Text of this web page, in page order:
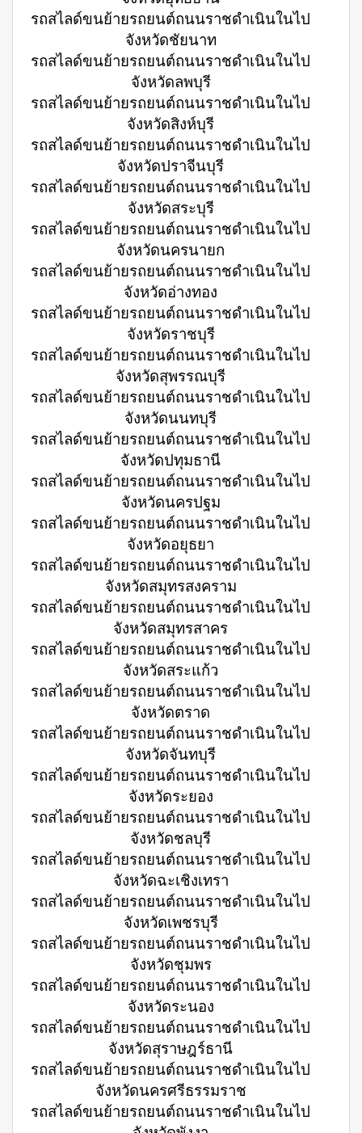
รถสไลด์ขนย้ายรถยนต์ถนนราชดำเนินในไป
จังหวัดชัยนาท
รถสไลด์ขนย้ายรถยนต์ถนนราชดำเนินในไป
จังหวัดลพบุรี
รถสไลด์ขนย้ายรถยนต์ถนนราชดำเนินในไป
จังหวัดสิงห์บุรี
รถสไลด์ขนย้ายรถยนต์ถนนราชดำเนินในไป
จังหวัดปราจีนบุรี
รถสไลด์ขนย้ายรถยนต์ถนนราชดำเนินในไป
จังหวัดสระบุรี
รถสไลด์ขนย้ายรถยนต์ถนนราชดำเนินในไป
จังหวัดนครนายก
รถสไลด์ขนย้ายรถยนต์ถนนราชดำเนินในไป
จังหวัดอ่างทอง
รถสไลด์ขนย้ายรถยนต์ถนนราชดำเนินในไป
จังหวัดราชบุรี
รถสไลด์ขนย้ายรถยนต์ถนนราชดำเนินในไป
จังหวัดสุพรรณบุรี
รถสไลด์ขนย้ายรถยนต์ถนนราชดำเนินในไป
จังหวัดนนทบุรี
รถสไลด์ขนย้ายรถยนต์ถนนราชดำเนินในไป
จังหวัดปทุมธานี
รถสไลด์ขนย้ายรถยนต์ถนนราชดำเนินในไป
จังหวัดนครปฐม
รถสไลด์ขนย้ายรถยนต์ถนนราชดำเนินในไป
จังหวัดอยุธยา
รถสไลด์ขนย้ายรถยนต์ถนนราชดำเนินในไป
จังหวัดสมุทรสงคราม
รถสไลด์ขนย้ายรถยนต์ถนนราชดำเนินในไป
จังหวัดสมุทรสาคร
รถสไลด์ขนย้ายรถยนต์ถนนราชดำเนินในไป
จังหวัดสระแก้ว
รถสไลด์ขนย้ายรถยนต์ถนนราชดำเนินในไป
จังหวัดตราด
รถสไลด์ขนย้ายรถยนต์ถนนราชดำเนินในไป
จังหวัดจันทบุรี
รถสไลด์ขนย้ายรถยนต์ถนนราชดำเนินในไป
จังหวัดระยอง
รถสไลด์ขนย้ายรถยนต์ถนนราชดำเนินในไป
จังหวัดชลบุรี
รถสไลด์ขนย้ายรถยนต์ถนนราชดำเนินในไป
จังหวัดฉะเชิงเทรา
รถสไลด์ขนย้ายรถยนต์ถนนราชดำเนินในไป
จังหวัดเพชรบุรี
รถสไลด์ขนย้ายรถยนต์ถนนราชดำเนินในไป
จังหวัดชุมพร
รถสไลด์ขนย้ายรถยนต์ถนนราชดำเนินในไป
จังหวัดระนอง
รถสไลด์ขนย้ายรถยนต์ถนนราชดำเนินในไป
จังหวัดสุราษฎร์ธานี
รถสไลด์ขนย้ายรถยนต์ถนนราชดำเนินในไป
จังหวัดนครศรีธรรมราช
รถสไลด์ขนย้ายรถยนต์ถนนราชดำเนินในไป